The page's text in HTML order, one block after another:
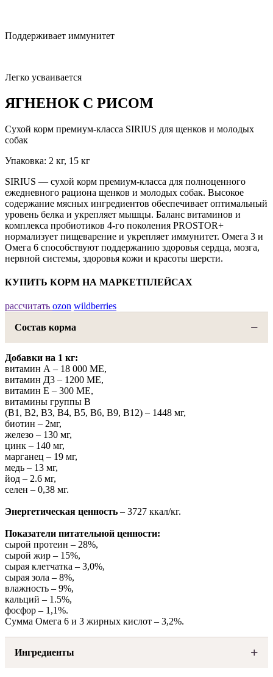
Поддерживает иммунитет
Легко усваивается
ЯГНЕНОК С РИСОМ
Сухой корм премиум-класса SIRIUS для щенков и молодых
собак
Упаковка: 2 кг, 15 кг
SIRIUS — сухой корм премиум-класса для полноценного
ежедневного рациона щенков и молодых собак. Высокое
содержание мясных ингредиентов обеспечивает оптимальный
уровень белка и укрепляет мышцы. Баланс витаминов и
комплекса пробиотиков 4-го поколения PROSTOR+
нормализует пищеварение и укрепляет иммунитет. Омега 3 и
Омега 6 способствуют поддержанию здоровья сердца, мозга,
нервной системы, здоровья кожи и красоты шерсти.
КУПИТЬ КОРМ НА МАРКЕТПЛЕЙСАХ
рассчитать ozon wildberries
Состав корма
Добавки на 1 кг:
витамин А – 18 000 МЕ,
витамин Д3 – 1200 МЕ,
витамин Е – 300 МЕ,
витамины группы В
(В1, В2, В3, В4, В5, В6, В9, В12) – 1448 мг,
биотин – 2мг,
железо – 130 мг,
цинк – 140 мг,
марганец – 19 мг,
медь – 13 мг,
йод – 2.6 мг,
селен – 0,38 мг.
Энергетическая ценность – 3727 ккал/кг.
Показатели питательной ценности:
сырой протеин – 28%,
сырой жир – 15%,
сырая клетчатка – 3,0%,
сырая зола – 8%,
влажность – 9%,
кальций – 1.5%,
фосфор – 1,1%.
Сумма Омега 6 и 3 жирных кислот – 3,2%.
Ингредиенты